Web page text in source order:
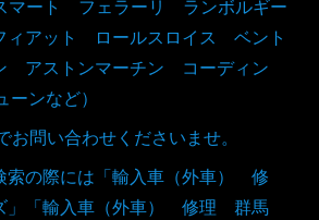
ート フェラーリ ランボルギー
アット ロールスロイス ベント
アストンマーチン コーディン
ンなど）
問い合わせくださいませ。
索の際には「輸入車（外車） 修
「輸入車（外車） 修理 群馬